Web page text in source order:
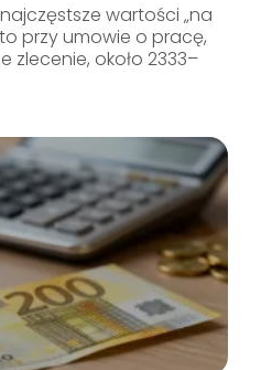
wartości „na
przy umowie o pracę,
zlecenie, około 2333–